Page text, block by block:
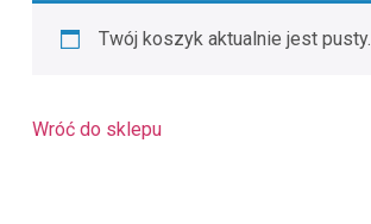
Twój koszyk aktualnie jest pusty.
Wróć do sklepu